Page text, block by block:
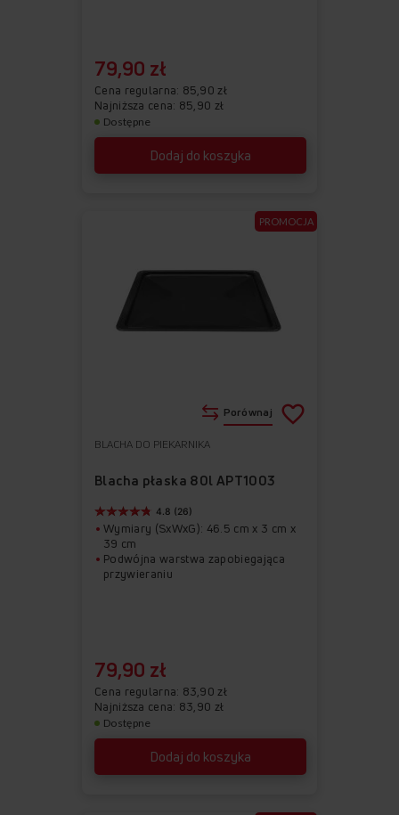
Dodaj do koszyka
79,90 zł
Cena regularna 85,90 zł
Najniższa cena: 85,90 zł
Dostępne
BLACHA DO PIEKARNIKA
Blacha płaska 80l APT1003
Dodaj do koszyka
4.8 (26)
Wymiary (SxWxG): 46.5 cm x 3 cm x
39 cm
Podwójna warstwa zapobiegająca
przywieraniu
79,90 zł
Cena regularna 83,90 zł
Najniższa cena: 83,90 zł
Dostępne
Porównaj
PROMOCJA